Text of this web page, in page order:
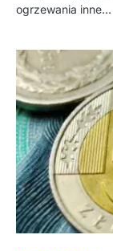
ogrzewania inne…